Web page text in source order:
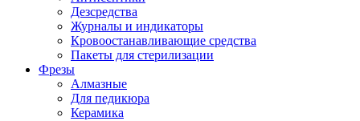
Дезсредства
Журналы и индикаторы
Кровоостанавливающие средства
Пакеты для стерилизации
Фрезы
Алмазные
Для педикюра
Керамика